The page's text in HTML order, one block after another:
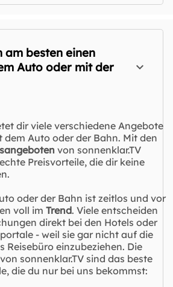
am besten einen
Auto oder mit der
dir viele verschiedene Angebote
Auto oder der Bahn. Mit den
von sonnenklar.TV
Preisvorteile, die dir keine
oder der Bahn ist zeitlos und vor
voll im Trend. Viele entscheiden
direkt bei den Hotels oder
- weil sie gar nicht auf die
Reisebüro einzubeziehen. Die
sonnenklar.TV sind das beste
die du nur bei uns bekommst: